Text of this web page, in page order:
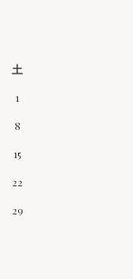
土
1
8
15
22
29